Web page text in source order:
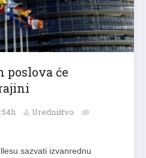
će
Uredništvo
sazvati izvanrednu